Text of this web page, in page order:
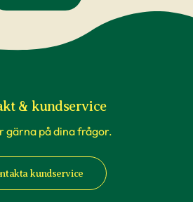
& kundservice
gärna på dina frågor.
kundservice